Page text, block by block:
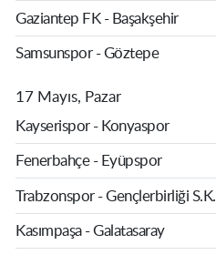
Gaziantep FK - Başakşehir
Samsunspor - Göztepe
17 Mayıs, Pazar
Kayserispor - Konyaspor
Fenerbahçe - Eyüpspor
Trabzonspor - Gençlerbirliği S.K.
Kasımpaşa - Galatasaray